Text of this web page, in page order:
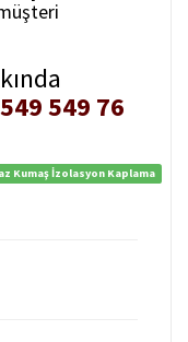
549 76
Kumaş İzolasyon Kaplama